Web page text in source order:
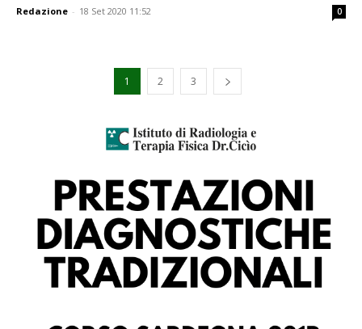
Redazione - 18 Set 2020 11:52 0
1 2 3